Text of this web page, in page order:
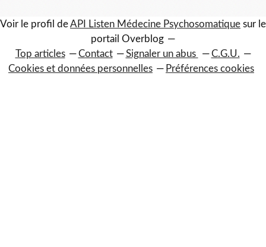
Voir le profil deAPI Listen Médecine Psychosomatique sur le
portail Overblog
Top articles
Contact Signaler un abus
C.G.U.
Cookies et données personnelles
Préférences cookies